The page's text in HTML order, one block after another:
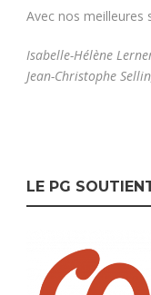
Avec nos meilleures
Isabelle-Hélène
Jean-Christophe
LE PG